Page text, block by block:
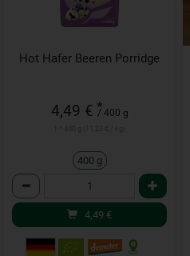
Hot Hafer Beeren Porridge
4,49 € *
/ 400 g
400 g
Anzahl
4,49 €